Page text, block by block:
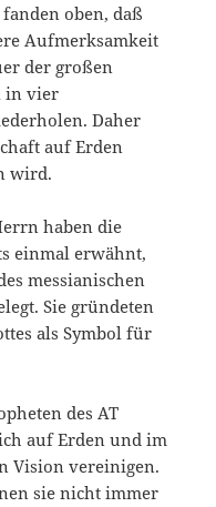
oben, daß
Aufmerksamkeit
der großen
in vier
Daher
auf Erden
wird.
haben die
einmal erwähnt,
messianischen
Sie gründeten
als Symbol für
des AT
auf Erden und im
Vision vereinigen.
sie nicht immer